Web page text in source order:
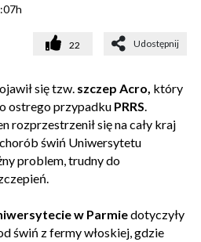
22 Udostępnij
się tzw. szczep Acro, który
ostrego przypadku PRRS.
rozprzestrzenił się na cały kraj
świń Uniwersytetu
problem, trudny do
w Parmiedotyczyły
świń z fermy włoskiej, gdzie